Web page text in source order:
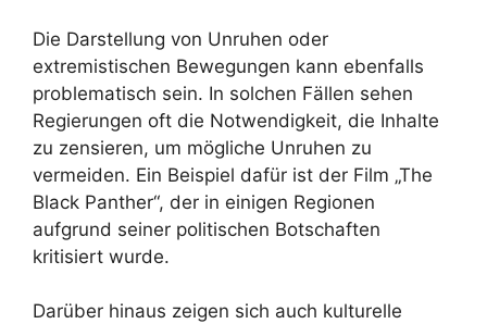
Die Darstellung von Unruhen oder
extremistischen Bewegungen kann ebenfalls
problematisch sein. In solchen Fällen sehen
Regierungen oft die Notwendigkeit, die Inhalte
zu zensieren, um mögliche Unruhen zu
vermeiden. Ein Beispiel dafür ist der Film „The
Black Panther“, der in einigen Regionen
aufgrund seiner politischen Botschaften
kritisiert wurde.
Darüber hinaus zeigen sich auch kulturelle